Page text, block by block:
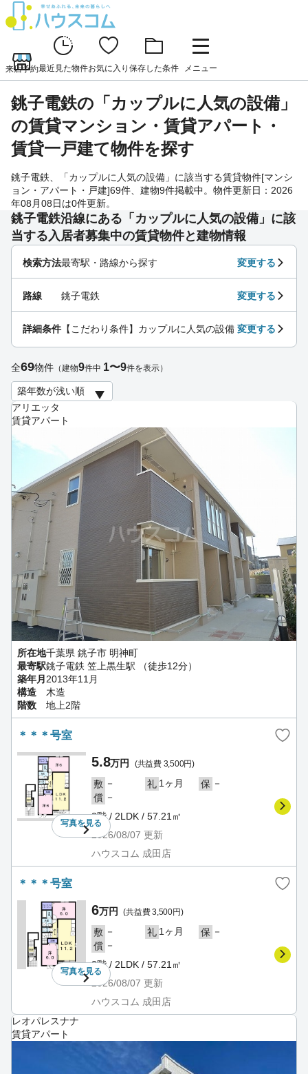
来店予約最近見た物件お気に入り 保存した条件 メニュー
銚子電鉄の「カップルに人気の設備」
の賃貸マンション・賃貸アパート・
賃貸一戸建て物件を探す
銚子電鉄、「カップルに人気の設備」に該当する賃貸物件[マンシ
ョン・アパート・戸建]69件、建物9件掲載中。物件更新日：2026
年08月08日は0件更新。
銚子電鉄沿線にある「カップルに人気の設備」に該
当する入居者募集中の賃貸物件と建物情報
アリエッタ
賃貸アパート
所在地千葉県 銚子市 明神町
最寄駅銚子電鉄 笠上黒生駅 （徒歩12分）
築年月 2013年11月
構造
木造
階数
地上2階
＊＊＊号室
写真を見る
5.8万円 (共益費 3,500円)
敷 － 礼 1ヶ月 保 －
償 －
2階 / 2LDK / 57.21㎡
2026/08/07 更新
ハウスコム 成田店
＊＊＊号室
写真を見る
6万円 (共益費 3,500円)
敷 － 礼 1ヶ月 保 －
償 －
2階 / 2LDK / 57.21㎡
2026/08/07 更新
ハウスコム 成田店
レオパレスナナ
賃貸アパート
検索方法最寄駅・路線から探す 変更する
路線 銚子電鉄 変更する
詳細条件 【こだわり条件】カップルに人気の設備 変更する
全69物件 （建物9件中 1〜9件を表示）